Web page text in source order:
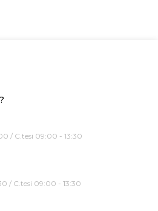
/ C.tesi 09:00 - 13:30
/ C.tesi 09:00 - 13:30